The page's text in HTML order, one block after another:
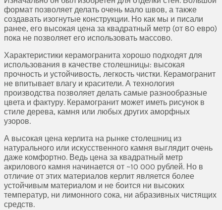
формат позволяет делать очень мало швов, а также
создавать изогнутые конструкции. Но как мы и писали
ранее, его высокая цена за квадратный метр (от 80 евро)
пока не позволяет его использовать массово.
Характеристики керамогранита хорошо подходят для
использования в качестве столешницы: высокая
прочность и устойчивость, легкость чистки. Керамогранит
не впитывает влагу и красители. А технология
производства позволяет делать самые разнообразные
цвета и фактуру. Керамогранит может иметь рисунок в
стиле дерева, камня или любых других аморфных
узоров.
А высокая цена керлита на рынке столешниц из
натурального или искусственного камня выглядит очень
даже комфортно. Ведь цена за квадратный метр
акрилового камня начинается от ~10 000 рублей. Но в
отличие от этих материалов керлит является более
устойчивым материалом и не боится ни высоких
температур, ни лимонного сока, ни абразивных чистящих
средств.